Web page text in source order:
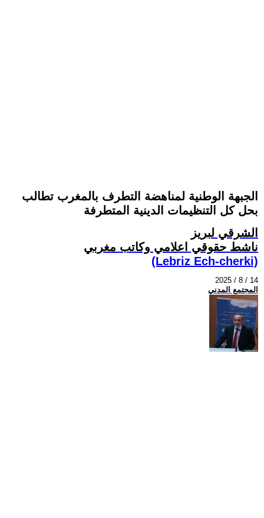
الجبهة الوطنية لمناهضة التطرف بالمغرب تطالب
بحل كل التنظيمات الدينية المتطرفة
الشرقي لبريز
ناشط حقوقي اعلامي وكاتب مغربي
(Lebriz Ech-cherki)
2025 / 8 / 14
المجتمع المدني